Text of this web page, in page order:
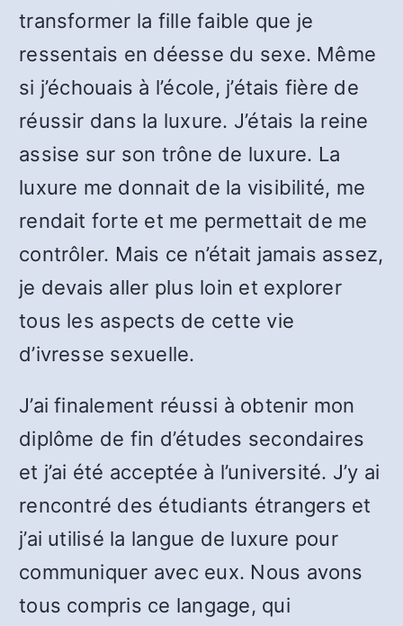
transformer la fille faible que je
ressentais en déesse du sexe. Même
si j’échouais à l’école, j’étais fière de
réussir dans la luxure. J’étais la reine
assise sur son trône de luxure. La
luxure me donnait de la visibilité, me
rendait forte et me permettait de me
contrôler. Mais ce n’était jamais assez,
je devais aller plus loin et explorer
tous les aspects de cette vie
d’ivresse sexuelle.
J’ai finalement réussi à obtenir mon
diplôme de fin d’études secondaires
et j’ai été acceptée à l’université. J’y ai
rencontré des étudiants étrangers et
j’ai utilisé la langue de luxure pour
communiquer avec eux. Nous avons
tous compris ce langage, qui